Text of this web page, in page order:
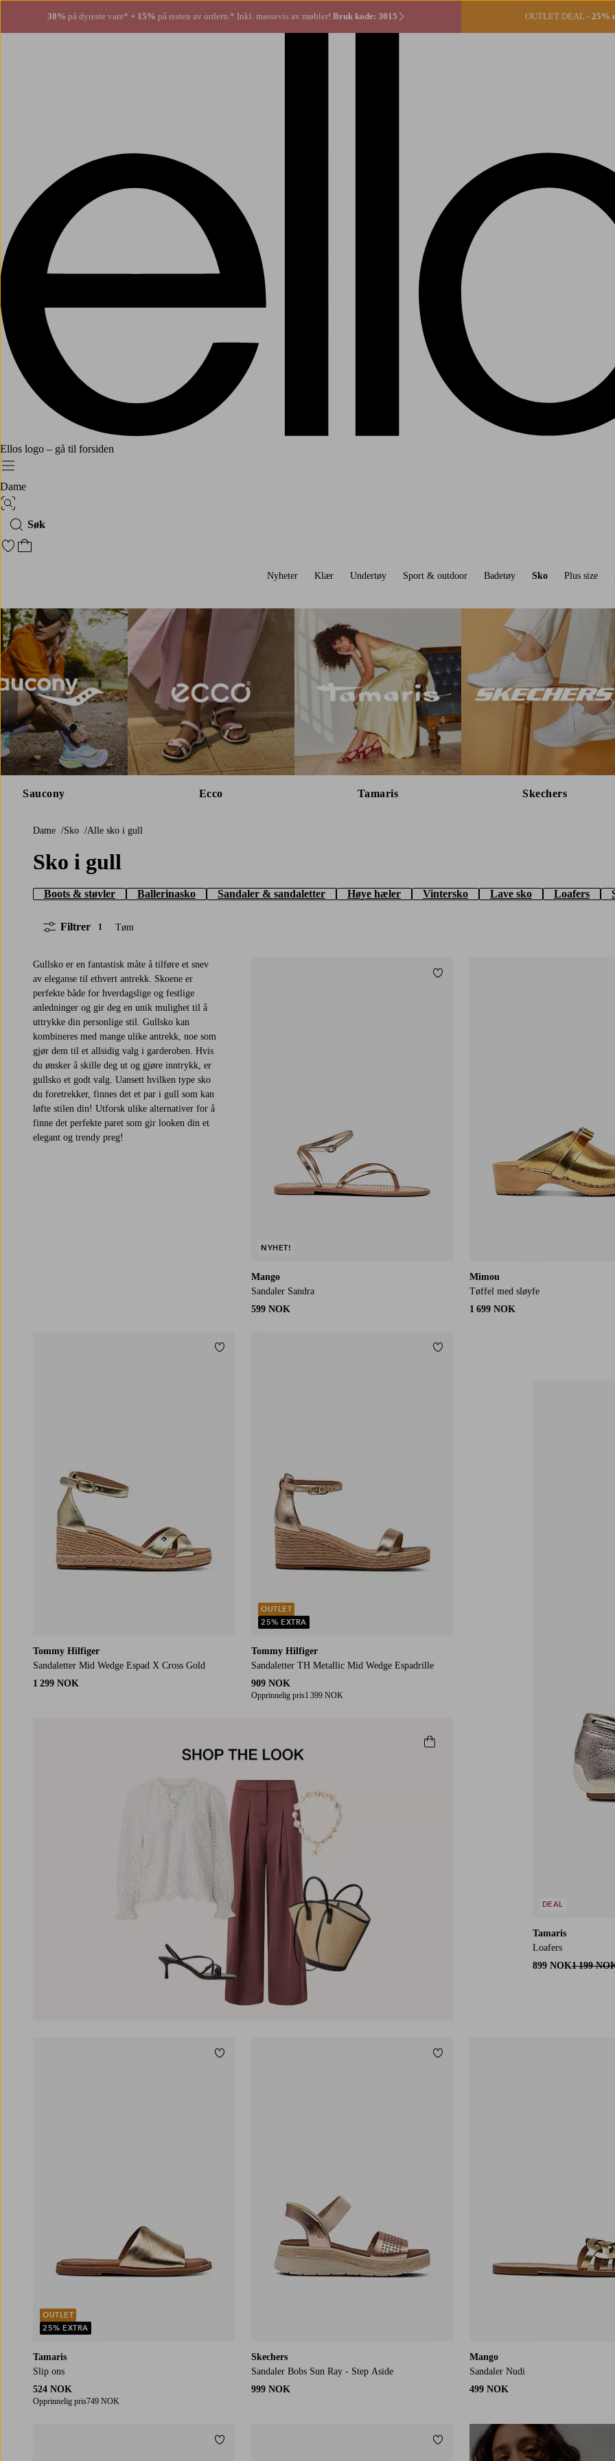
30% på dyreste vare* + 15% på resten av ordern.* Inkl. massevis av møbler! Bruk kode: 3015 OUTLET DEAL - 25%
Ellos logo – gå til forsiden
Meny
Dame
Bildesøk
Søk
Gå til favorittmerkede produkter
Gå til handlekurven
Nyheter Klær Undertøy Sport & outdoor Badetøy Sko Plus size
Saucony Ecco Tamaris Skechers
Dame Sko Alle sko i gull
Sko i gull
Boots & støvler Ballerinasko Sandaler & sandaletter Høye hæler Vintersko Lave sko Loafers
Filtrer 1 Tøm
Gullsko er en fantastisk måte å tilføre et snev
av eleganse til ethvert antrekk. Skoene er
perfekte både for hverdagslige og festlige
anledninger og gir deg en unik mulighet til å
uttrykke din personlige stil. Gullsko kan
kombineres med mange ulike antrekk, noe som
gjør dem til et allsidig valg i garderoben. Hvis
du ønsker å skille deg ut og gjøre inntrykk, er
gullsko et godt valg. Uansett hvilken type sko
du foretrekker, finnes det et par i gull som kan
løfte stilen din! Utforsk ulike alternativer for å
finne det perfekte paret som gir looken din et
elegant og trendy preg!
Tamaris
Loafers
899 NOK1 199
DEAL
Mango
Sandaler Sandra
599 NOK
NYHET!
Legg til favoritter
Mimou
Tøffel med sløyfe
1 699 NOK
Tommy Hilfiger
Sandaletter Mid Wedge Espad X Cross Gold
1 299 NOK
Legg til favoritter
Tommy Hilfiger
Sandaletter TH Metallic Mid Wedge Espadrille
909 NOK
Opprinnelig pris1 399 NOK
OUTLET
25% EXTRA
Legg til favoritter
Tamaris
Slip ons
524 NOK
Opprinnelig pris749 NOK
OUTLET
25% EXTRA
Legg til favoritter
Skechers
Sandaler Bobs Sun Ray - Step Aside
999 NOK
Legg til favoritter
Mango
Sandaler Nudi
499 NOK
Legg til favoritter Legg til favoritter